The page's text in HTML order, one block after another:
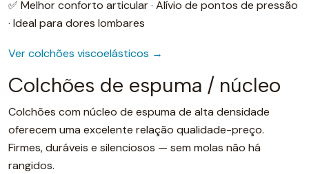
✅ Melhor conforto articular · Alívio de pontos de pressão
· Ideal para dores lombares
Ver colchões viscoelásticos →
Colchões de espuma / núcleo
Colchões com núcleo de espuma de alta densidade
oferecem uma excelente relação qualidade-preço.
Firmes, duráveis e silenciosos — sem molas não há
rangidos.